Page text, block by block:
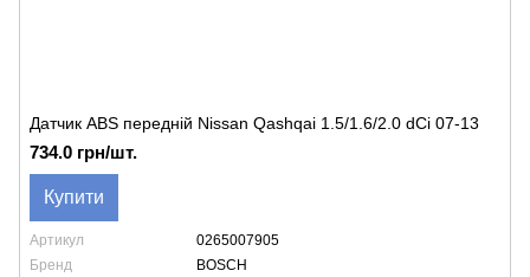
Датчик ABS передній Nissan Qashqai 1.5/1.6/2.0 dCi 07-13
734.0 грн/шт.
Купити
Артикул
0265007905
Бренд
BOSCH